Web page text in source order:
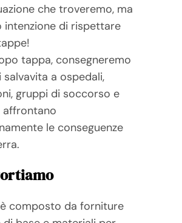
che troveremo, ma
intenzione di rispettare
tappa, consegneremo
salvavita a ospedali,
gruppi di soccorso e
affrontano
le conseguenze
composto da forniture